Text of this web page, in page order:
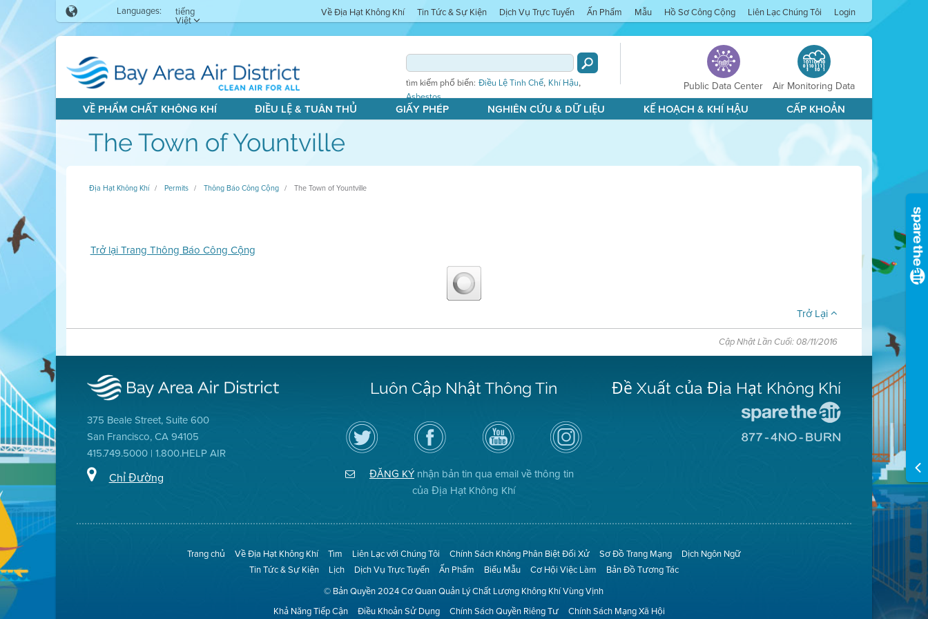
Languages: tiếng
Việt
Về Địa Hạt Không Khí Tin Tức & Sự Kiện Dịch Vụ Trực Tuyến Ấn Phẩm Mẫu Hồ Sơ Công Cộng Liên Lạc Chúng Tôi Login
tìm kiếm phổ biến: Điều Lệ Tinh Chế, Khí Hậu,
Asbestos
Public Data Center Air Monitoring Data
VỀ PHẨM CHẤT KHÔNG KHÍ ĐIỀU LỆ & TUÂN THỦ GIẤY PHÉP NGHIÊN CỨU & DỮ LIỆU KẾ HOẠCH & KHÍ HẬU CẤP KHOẢN
The Town of Yountville
Địa Hạt Không Khí Permits Thông Báo Công Cộng The Town of Yountville
Trở lại Trang Thông Báo Công Cộng
Trở Lại
Cập Nhật Lần Cuối: 08/11/2016
375 Beale Street, Suite 600
San Francisco, CA 94105
415.749.5000 | 1.800.HELP AIR
Chỉ Đường
Luôn Cập Nhật Thông Tin
Hãy
theo
dõi
Địa
Không
Truy
cập
Trang
Facebook
Địa
Hạt
Kênh
YouTube
của
Địa
Không
Air
District
on
Instagram
ĐĂNG KÝnhận bản tin qua email về thông tin
của Địa Hạt Không Khí
Đề Xuất của Địa Hạt Không Khí
Trang
Không
(Không
Trang chủ Về Địa Hạt Không Khí Tìm Liên Lạc với Chúng Tôi Chính Sách Không Phân Biệt Đối Xử Sơ Đồ Trang Mạng
Dịch Ngôn Ngữ
Tin Tức & Sự Kiện
Lịch Dịch Vụ Trực Tuyến Ấn Phẩm Biểu Mẫu Cơ Hội Việc Làm
Bản Đồ Tương Tác
© Bản Quyền 2024 Cơ Quan Quản Lý Chất Lượng Không Khí Vùng Vịnh
Khả Năng Tiếp Cận
Điều Khoản Sử Dụng Chính Sách Quyền Riêng Tư Chính Sách Mạng Xã Hội